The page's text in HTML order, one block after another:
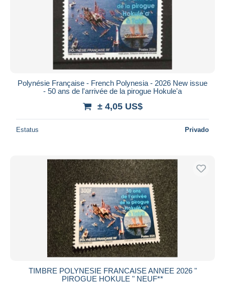
Polynésie Française - French Polynesia - 2026 New issue
- 50 ans de l'arrivée de la pirogue Hokule'a
± 4,05 US$
Estatus Privado
TIMBRE POLYNESIE FRANCAISE ANNEE 2026 "
PIROGUE HOKULE " NEUF**